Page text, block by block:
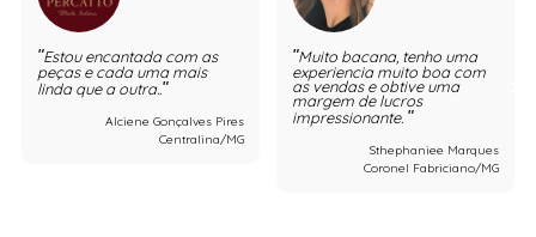
Estou encantada com as
peças e cada uma mais
linda que a outra..
Alciene Gonçalves Pires
Centralina/MG
Muito bacana, tenho uma
experiencia muito boa com
as vendas e obtive uma
margem de lucros
impressionante.
Sthephaniee Marques
Coronel Fabriciano/MG